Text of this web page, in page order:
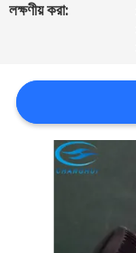
খবর
লক্ষণীয় করা: